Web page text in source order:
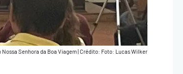
Senhora da Boa Viagem|Crédito: Foto: Lucas Wilker